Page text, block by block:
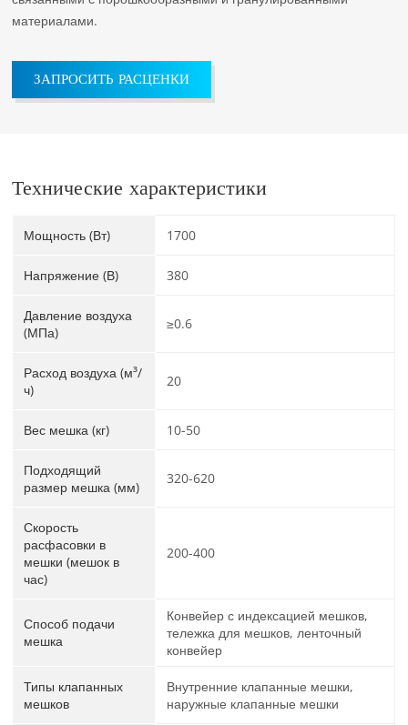
материалами.
ЗАПРОСИТЬ РАСЦЕНКИ
Технические характеристики
Мощность (Вт) 1700
Напряжение (В) 380
Давление воздуха
(МПа)
≥0.6
Расход воздуха (м³/
ч)
20
Вес мешка (кг) 10-50
Подходящий
размер мешка (мм)
320-620
Скорость
расфасовки в
мешки (мешок в
час)
200-400
Способ подачи
мешка
Конвейер с индексацией мешков,
тележка для мешков, ленточный
конвейер
Типы клапанных
мешков
Внутренние клапанные мешки,
наружные клапанные мешки